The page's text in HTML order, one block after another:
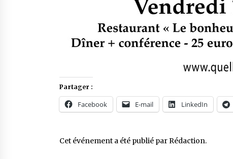
Partager :
Facebook E-mail LinkedIn
Cet événement a été publié parRédaction.